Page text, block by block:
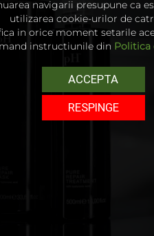
navigarii presupune ca
utilizarea cookie-urilor de
in orice moment setarile
instructiunile din Politica
ACCEPTA
RESPINGE